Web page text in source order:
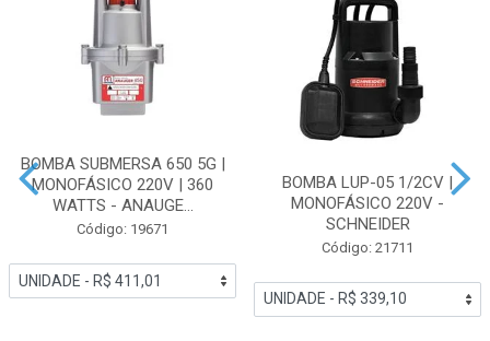
BOMBA SUBMERSA 650 5G |
MONOFÁSICO 220V | 360
WATTS - ANAUGE...
Código: 19671
BOMBA LUP-05 1/2CV |
MONOFÁSICO 220V -
SCHNEIDER
Código: 21711